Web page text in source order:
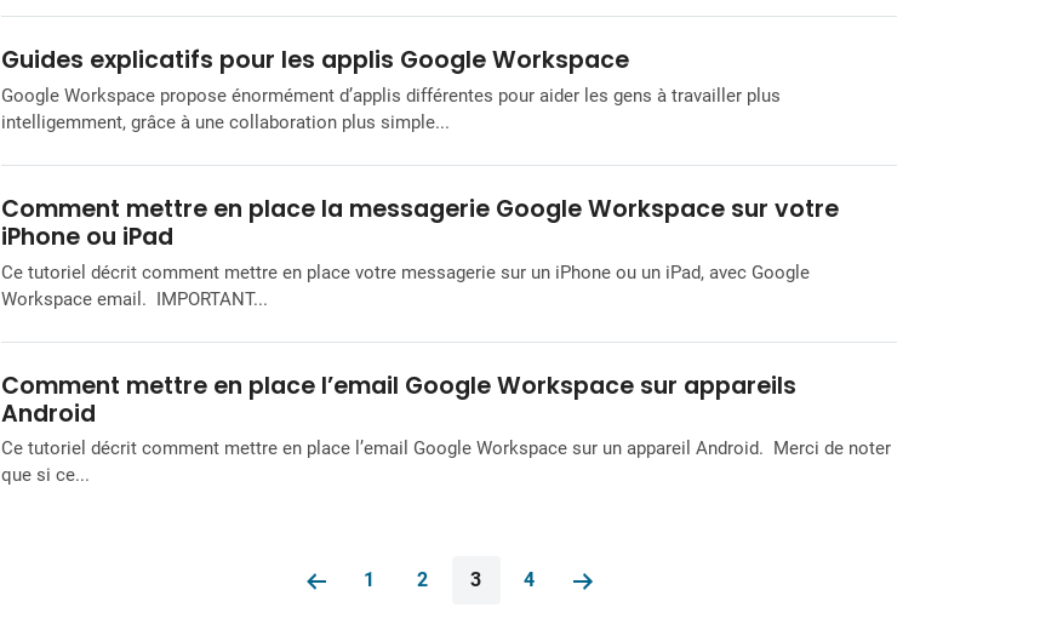
Guides explicatifs pour les applis Google Workspace
Google Workspace propose énormément d’applis différentes pour aider les gens à travailler plus
intelligemment, grâce à une collaboration plus simple...
Comment mettre en place la messagerie Google Workspace sur votre
iPhone ou iPad
Ce tutoriel décrit comment mettre en place votre messagerie sur un iPhone ou un iPad, avec Google
Workspace email. IMPORTANT...
Comment mettre en place l’email Google Workspace sur appareils
Android
Ce tutoriel décrit comment mettre en place l’email Google Workspace sur un appareil Android. Merci de noter
que si ce...
1 2 3 4